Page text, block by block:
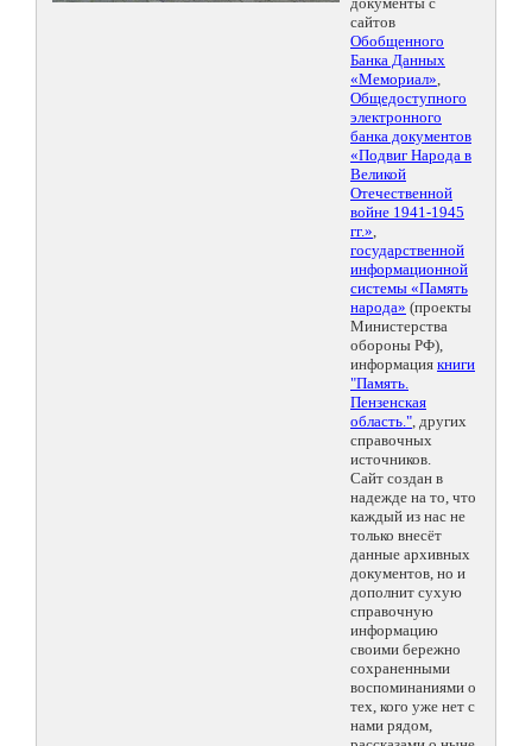
сайтов
Обобщенного
Банка Данных
«Мемориал»,
Общедоступного
электронного
банка документов
«Подвиг Народа в
Великой
Отечественной
войне 1941-1945
гг.»,
государственной
информационной
системы «Память
народа» (проекты
Министерства
обороны РФ),
информация книги
"Память.
Пензенская
область.", других
справочных
источников.
Сайт создан в
надежде на то, что
каждый из нас не
только внесёт
данные архивных
документов, но и
дополнит сухую
справочную
информацию
своими бережно
сохраненными
воспоминаниями о
тех, кого уже нет с
нами рядом,